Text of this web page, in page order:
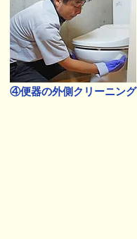
④便器の外側クリーニング